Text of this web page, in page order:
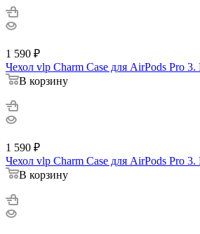
1 590 ₽
Чехол vlp Charm Case для AirPods Pro
В корзину
1 590 ₽
Чехол vlp Charm Case для AirPods Pro
В корзину